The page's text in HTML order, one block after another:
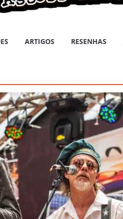
ARTIGOS RESENHAS